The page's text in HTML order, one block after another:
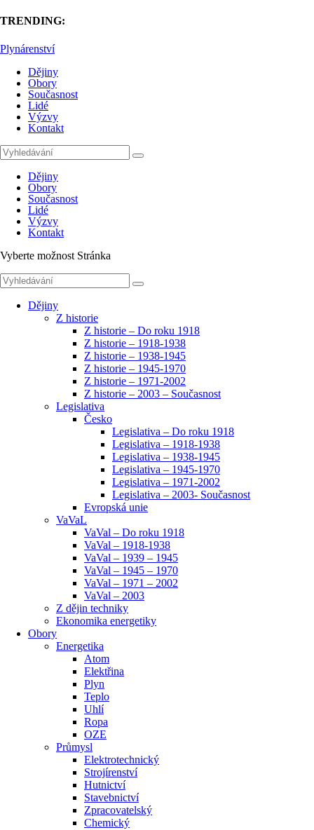
TRENDING:
Plynárenství
Dějiny
Obory
Současnost
Lidé
Výzvy
Kontakt
Dějiny
Obory
Současnost
Lidé
Výzvy
Kontakt
Vyberte možnost Stránka
Dějiny
Z historie
Z historie – Do roku 1918
Z historie – 1918-1938
Z historie – 1938-1945
Z historie – 1945-1970
Z historie – 1971-2002
Z historie – 2003 – Současnost
Legislativa
Česko
Legislativa – Do roku 1918
Legislativa – 1918-1938
Legislativa – 1938-1945
Legislativa – 1945-1970
Legislativa – 1971-2002
Legislativa – 2003- Současnost
Evropská unie
VaVaL
VaVal – Do roku 1918
VaVal – 1918-1938
VaVal – 1939 – 1945
VaVal – 1945 – 1970
VaVal – 1971 – 2002
VaVal – 2003
Z dějin techniky
Ekonomika energetiky
Obory
Energetika
Atom
Elektřina
Plyn
Teplo
Uhlí
Ropa
OZE
Průmysl
Elektrotechnický
Strojírenství
Hutnictví
Stavebnictví
Zpracovatelský
Chemický